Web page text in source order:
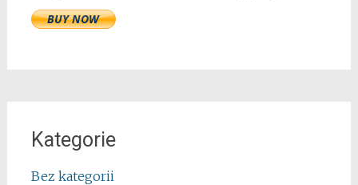
Kategorie
Bez kategorii